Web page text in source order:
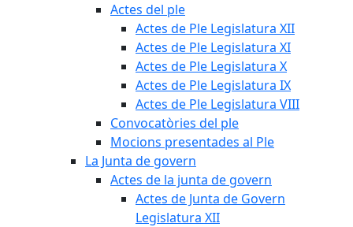
Actes del ple
Actes de Ple Legislatura XII
Actes de Ple Legislatura XI
Actes de Ple Legislatura X
Actes de Ple Legislatura IX
Actes de Ple Legislatura VIII
Convocatòries del ple
Mocions presentades al Ple
La Junta de govern
Actes de la junta de govern
Actes de Junta de Govern
Legislatura XII